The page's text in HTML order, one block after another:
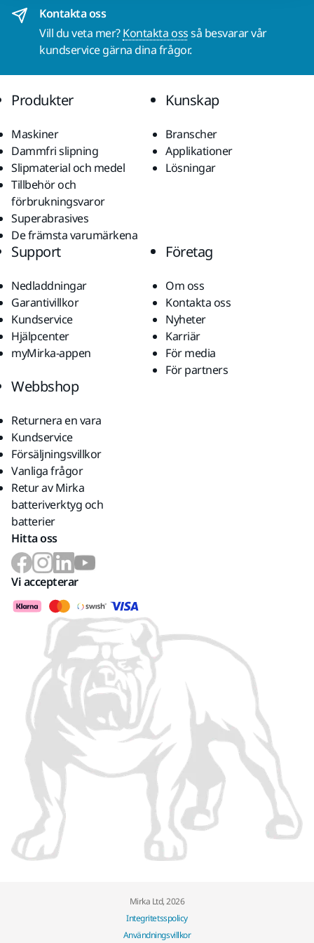
Kontakta oss
Vill du veta mer?Kontakta ossså besvarar vår
kundservice gärna dina frågor.
Produkter
Maskiner
Dammfri slipning
Slipmaterial och medel
Tillbehör och
förbrukningsvaror
Superabrasives
De främsta varumärkena
Kunskap
Branscher
Applikationer
Lösningar
Support
Nedladdningar
Garantivillkor
Kundservice
Hjälpcenter
myMirka-appen
Företag
Om oss
Kontakta oss
Nyheter
Karriär
För media
För partners
Webbshop
Returnera en vara
Kundservice
Försäljningsvillkor
Vanliga frågor
Retur av Mirka
batteriverktyg och
batterier
Hitta oss
Vi accepterar
Mirka Ltd, 2026
Integritetsspolicy
Användningsvillkor